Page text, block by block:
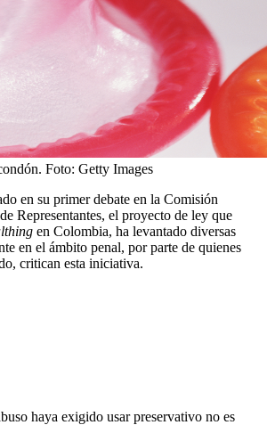
Foto: Getty Images
en su primer debate en la Comisión
Representantes, el proyecto de ley que
en Colombia, ha levantado diversas
en el ámbito penal, por parte de quienes
critican esta iniciativa.
haya exigido usar preservativo no es